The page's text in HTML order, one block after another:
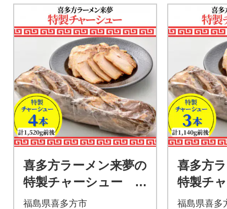
喜多方ラーメン来夢の
特製チャーシュー 4
本 1520g前後
福島県喜多方市
喜多方
特製チ
本
福島県喜多